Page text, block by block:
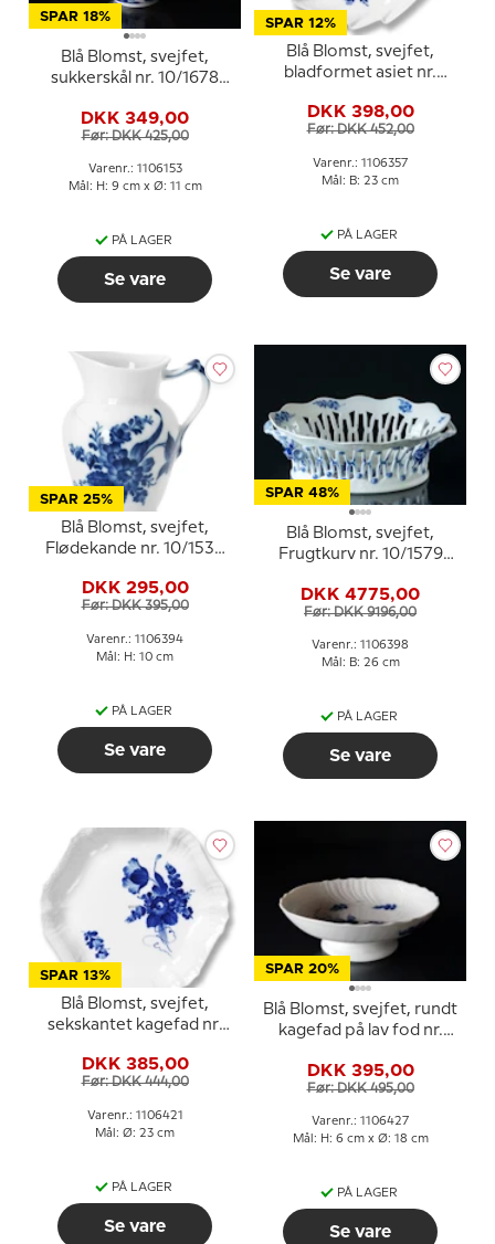
SPAR 18%
Blå Blomst, svejfet,
sukkerskål nr. 10/1678
Royal Copenhagen
DKK 349,00
Før: DKK 425,00
Varenr.: 1106153
Mål: H: 9 cm x Ø: 11 cm
PÅ LAGER
Se vare
SPAR 12%
Blå Blomst, svejfet,
bladformet asiet nr.
Copenhagen 23cm
DKK 398,00
Før: DKK 452,00
Varenr.: 1106357
Mål: B: 23 cm
PÅ LAGER
Se vare
SPAR 25%
Blå Blomst, svejfet,
Flødekande nr. 10/1538
Royal Copenhagen
DKK 295,00
Før: DKK 395,00
Varenr.: 1106394
Mål: H: 10 cm
PÅ LAGER
Se vare
SPAR 48%
Blå Blomst, svejfet,
Frugtkurv nr. 10/1579
Copenhagen (har en
brun plet, se
beskrivelsen)
DKK 4775,00
Før: DKK 9196,00
Varenr.: 1106398
Mål: B: 26 cm
PÅ LAGER
Se vare
SPAR 13%
Blå Blomst, svejfet,
sekskantet kagefad nr.
Copenhagen ø23cm
DKK 385,00
Før: DKK 444,00
Varenr.: 1106421
Mål: Ø: 23 cm
PÅ LAGER
Se vare
SPAR 20%
Blå Blomst, svejfet, rundt
kagefad på lav fod nr.
Copenhagen ø18cm
DKK 395,00
Før: DKK 495,00
Varenr.: 1106427
Mål: H: 6 cm x Ø: 18 cm
PÅ LAGER
Se vare